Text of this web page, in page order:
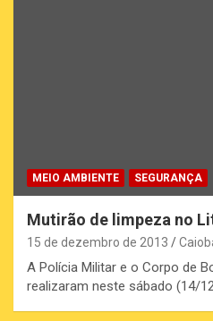
MEIO AMBIENTE SEGURANÇA
Mutirão de limpeza no
15 de dezembro de 2013
A Polícia Militar e o Corpo de
realizaram neste sábado (14/